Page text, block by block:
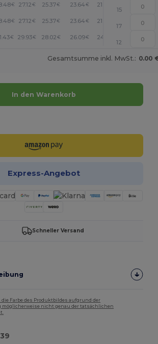
€ 27.12€ 25.37€ 23.64€ 21.89
15
€ 27.12€ 25.37€ 23.64€ 21.89
17
€ 29.93€ 28.02 € 26.09€ 24.17
12
Gesamtsumme inkl. MwSt.: 0.00
In den Warenkorb
Express-Angebot
Schneller Versand
die Farbe des Produktbildes aufgrund der
nicht genau der tatsächlichen